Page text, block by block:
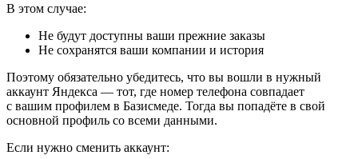
В этом случае:
Не будут доступны ваши прежние заказы
Не сохранятся ваши компании и история
Поэтому обязательно убедитесь, что вы вошли в нужный
аккаунт Яндекса — тот, где номер телефона совпадает
с вашим профилем в Базисмеде. Тогда вы попадёте в свой
основной профиль со всеми данными.
Если нужно сменить аккаунт: